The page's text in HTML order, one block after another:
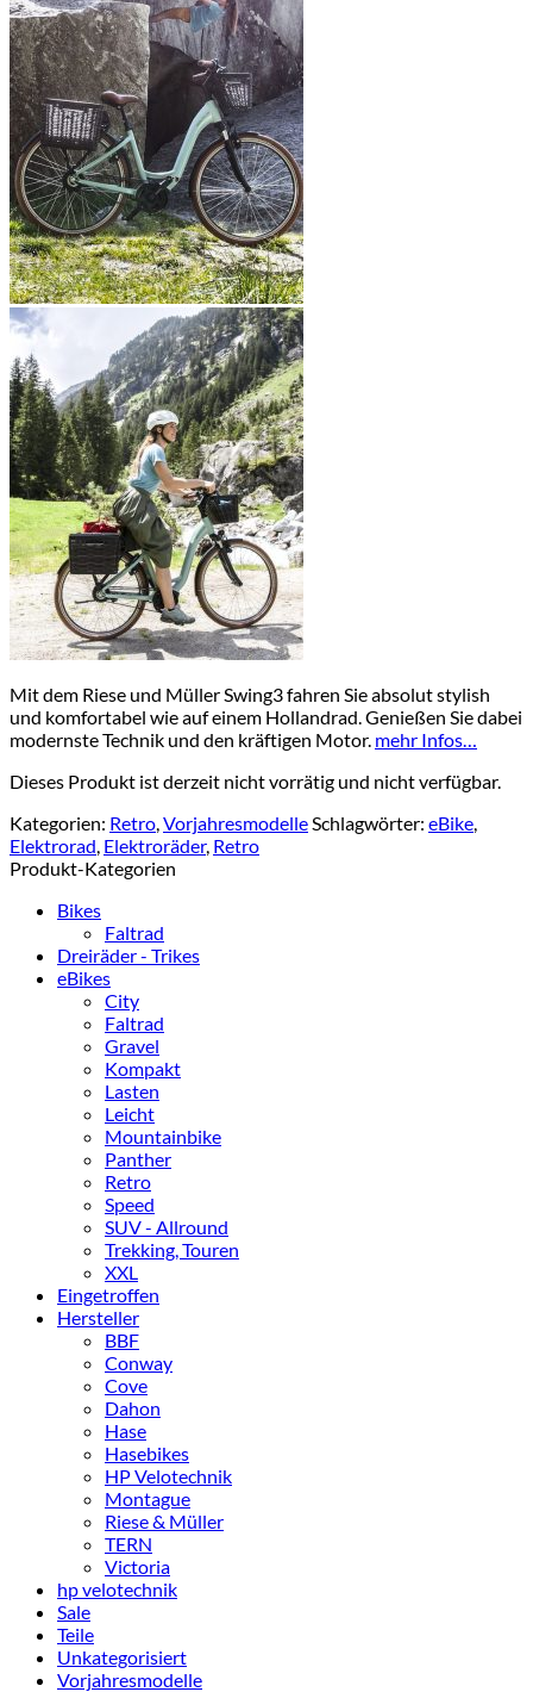
Mit dem Riese und Müller Swing3 fahren Sie absolut stylish
und komfortabel wie auf einem Hollandrad. Genießen Sie dabei
modernste Technik und den kräftigen Motor. mehr Infos…
Dieses Produkt ist derzeit nicht vorrätig und nicht verfügbar.
Kategorien: Retro,VorjahresmodelleSchlagwörter: eBike,
Elektrorad, Elektroräder, Retro
Produkt-Kategorien
Bikes
Faltrad
Dreiräder - Trikes
eBikes
City
Faltrad
Gravel
Kompakt
Lasten
Leicht
Mountainbike
Panther
Retro
Speed
SUV - Allround
Trekking, Touren
XXL
Eingetroffen
Hersteller
BBF
Conway
Cove
Dahon
Hase
Hasebikes
HP Velotechnik
Montague
Riese & Müller
TERN
Victoria
hp velotechnik
Sale
Teile
Unkategorisiert
Vorjahresmodelle